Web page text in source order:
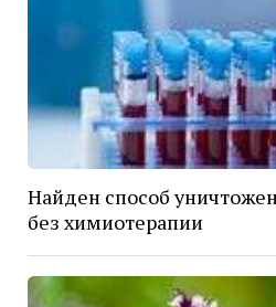
Найден способ
без химиотерапии